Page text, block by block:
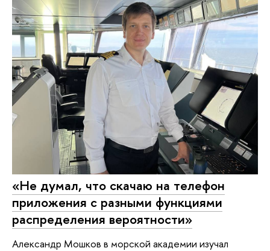
«Не думал, что скачаю на телефон
приложения с разными функциями
распределения вероятности»
Александр Мошков в морской академии изучал